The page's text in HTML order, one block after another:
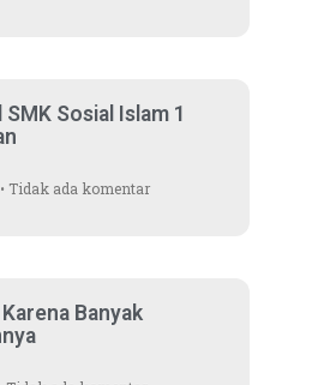
Sosial Islam 1
Tidak ada komentar
Banyak